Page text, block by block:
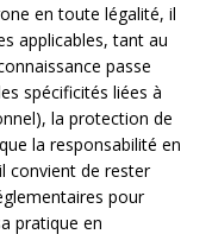
en toute légalité, il
applicables, tant au
passe
spécificités liées à
la protection de
la responsabilité en
convient de rester
pour
pratique en